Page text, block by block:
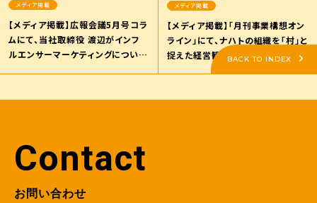
メディア掲載
【メディア掲載】広報会議5月号コラ
ムにて、当社取締役 渡辺がインフ
ルエンサーマーケティングについて
メディア掲載
【メディア掲載】「月刊事業構想オン
ライン」にて、ナハトの組織を「村」と
捉えた経営観や、平均年齢26歳が
挑戦できる環境について掲載いただ
BACK TO INDEX
Contact
お問い合わせ